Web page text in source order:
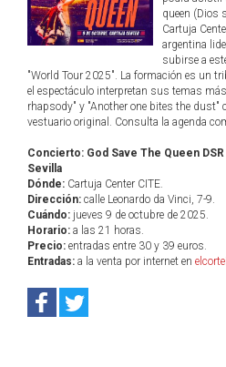
queen (Dios
Cartuja
argentina
subirse a
"World Tour 2025". La formación es un
el espectáculo interpretan sus temas
rhapsody" y "Another one bites the dust"
vestuario original. Consulta la agenda
Concierto: God Save The Queen
Sevilla
Dónde: Cartuja Center CITE.
Dirección: calle Leonardo da Vinci, 7-9.
Cuándo: jueves 9 de octubre de 2025.
Horario: a las 21 horas.
Precio: entradas entre 30 y 39 euros.
Entradas: a la venta por internet en